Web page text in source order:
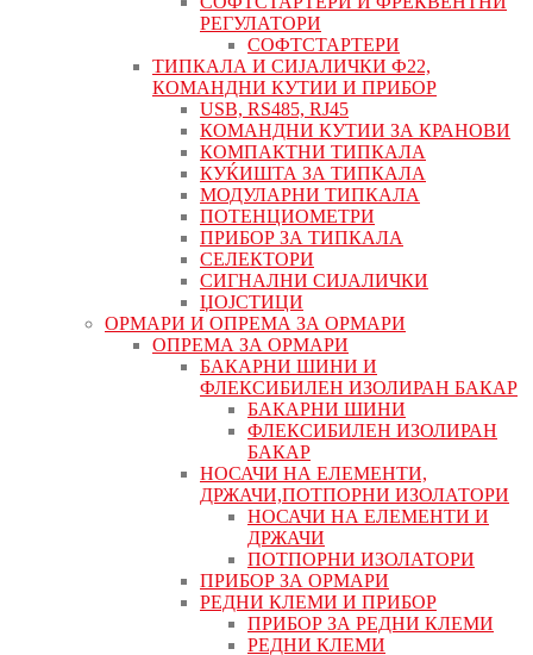
РЕГУЛАТОРИ
СОФТСТАРТЕРИ
ТИПКАЛА И СИЈАЛИЧКИ Ф22,
КОМАНДНИ КУТИИ И ПРИБОР
USB, RS485, RJ45
КОМАНДНИ КУТИИ ЗА КРАНОВИ
КОМПАКТНИ ТИПКАЛА
КУЌИШТА ЗА ТИПКАЛА
МОДУЛАРНИ ТИПКАЛА
ПОТЕНЦИОМЕТРИ
ПРИБОР ЗА ТИПКАЛА
СЕЛЕКТОРИ
СИГНАЛНИ СИЈАЛИЧКИ
ЏОЈСТИЦИ
ОРМАРИ И ОПРЕМА ЗА ОРМАРИ
ОПРЕМА ЗА ОРМАРИ
БАКАРНИ ШИНИ И
ФЛЕКСИБИЛЕН ИЗОЛИРАН БАКАР
БАКАРНИ ШИНИ
ФЛЕКСИБИЛЕН ИЗОЛИРАН
БАКАР
НОСАЧИ НА ЕЛЕМЕНТИ,
ДРЖАЧИ,ПОТПОРНИ ИЗОЛАТОРИ
НОСАЧИ НА ЕЛЕМЕНТИ И
ДРЖАЧИ
ПОТПОРНИ ИЗОЛАТОРИ
ПРИБОР ЗА ОРМАРИ
РЕДНИ КЛЕМИ И ПРИБОР
ПРИБОР ЗА РЕДНИ КЛЕМИ
РЕДНИ КЛЕМИ